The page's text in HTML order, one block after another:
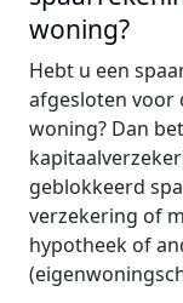
woning?
Hebt u een
afgesloten voor
woning? Dan
geblokkeerd
verzekering of
hypotheek of